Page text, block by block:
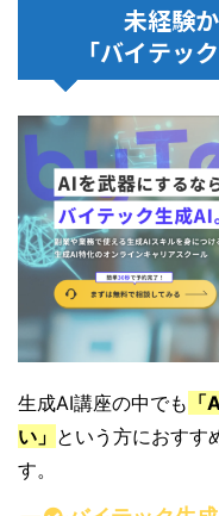
未経験
「バイテッ
生成AI講座の中でも
い」 という方におすす
す。